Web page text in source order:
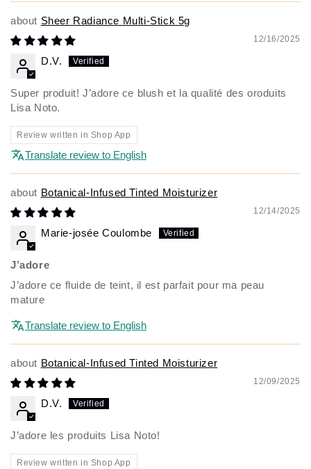
Sheer Radiance Multi-Stick 5g
12/16/2025
D.V.
Super produit! J’adore ce blush et la qualité des oroduits
Lisa Noto.
Review written in Shop App
Translate review to English
Botanical-Infused Tinted Moisturizer
12/14/2025
Marie-josée Coulombe
J’adore
J’adore ce fluide de teint, il est parfait pour ma peau
mature
Translate review to English
Botanical-Infused Tinted Moisturizer
12/09/2025
D.V.
J’adore les produits Lisa Noto!
Review written in Shop App